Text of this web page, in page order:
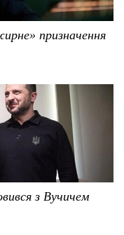
призначення
з Вучичем